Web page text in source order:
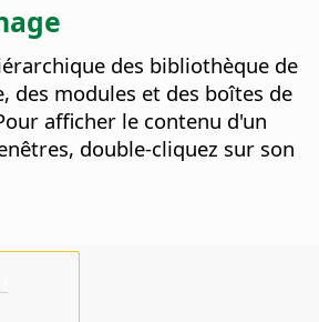
des bibliothèque de
des modules et des boîtes de
afficher le contenu d'un
double-cliquez sur son